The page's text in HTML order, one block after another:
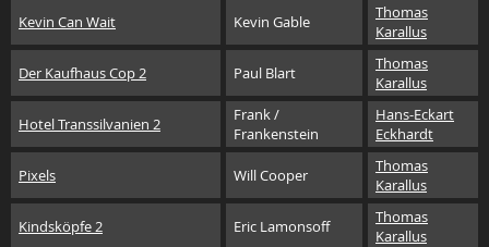
Kevin Can Wait Kevin Gable
Thomas
Karallus
Der Kaufhaus Cop 2 Paul Blart
Thomas
Karallus
Hotel Transsilvanien 2
Frank /
Frankenstein
Hans-Eckart
Eckhardt
Pixels Will Cooper
Thomas
Karallus
Kindsköpfe 2 Eric Lamonsoff
Thomas
Karallus